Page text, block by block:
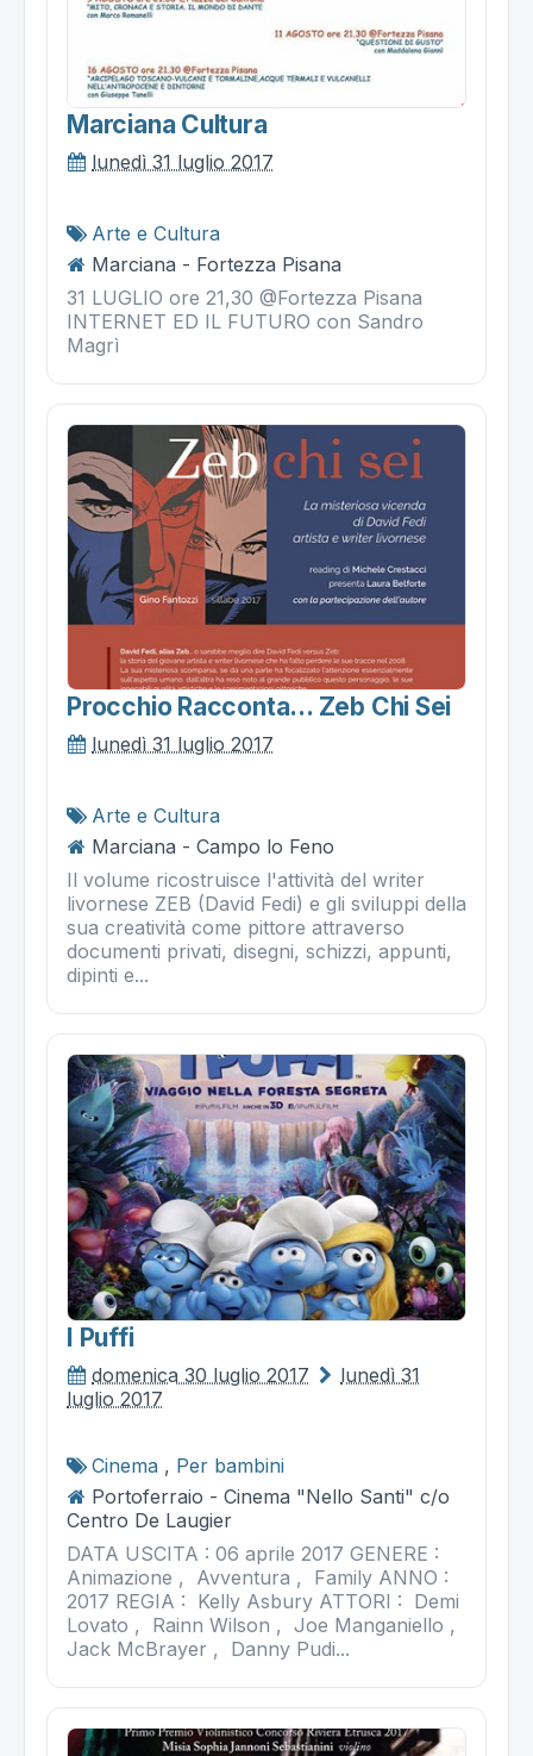
Marciana Cultura
lunedì 31 luglio 2017
Arte e Cultura
Marciana - Fortezza Pisana
31 LUGLIO ore 21,30 @Fortezza Pisana
INTERNET ED IL FUTURO con Sandro
Magrì
Procchio Racconta... Zeb Chi Sei
lunedì 31 luglio 2017
Arte e Cultura
Marciana - Campo lo Feno
Il volume ricostruisce l'attività del writer
livornese ZEB (David Fedi) e gli sviluppi della
sua creatività come pittore attraverso
documenti privati, disegni, schizzi, appunti,
dipinti e...
I Puffi
domenica 30 luglio 2017
lunedì 31
luglio 2017
Cinema , Per bambini
Portoferraio - Cinema "Nello Santi" c/o
Centro De Laugier
DATA USCITA : 06 aprile 2017 GENERE :
Animazione , Avventura , Family ANNO :
2017 REGIA : Kelly Asbury ATTORI : Demi
Lovato , Rainn Wilson , Joe Manganiello ,
Jack McBrayer , Danny Pudi...